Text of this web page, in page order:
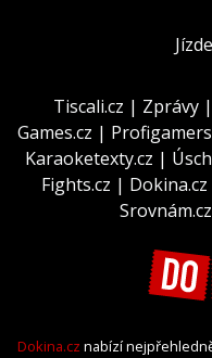
Tiscali.cz | Zprávy |
Games.cz |
Karaoketexty.cz |
Fights.cz | Dokina.cz
Srovnám.cz
Dokina.cz nabízí